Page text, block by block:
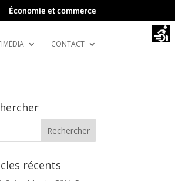
Économie et commerce
CONTACT
récents